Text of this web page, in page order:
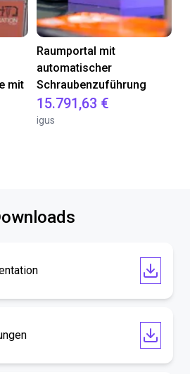
mit
Raumportal mit
automatischer
Schraubenzuführung
15.791,63 €
igus